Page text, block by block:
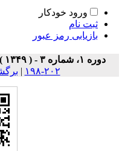
ورود خودکار
ثبت نام
بازیابی رمز عبور
دوره ۱، شماره ۳ - ( ۱۳۴۹ )
۲۰۲-۱۹۸
|